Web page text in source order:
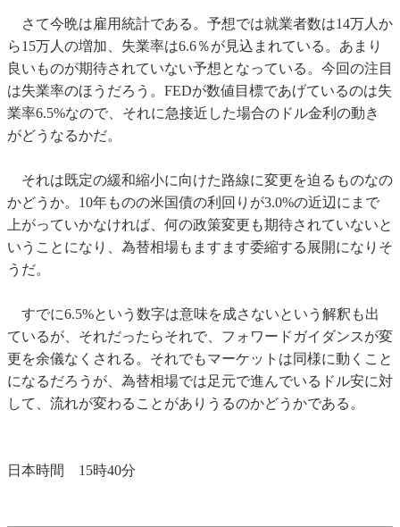
さて今晩は雇用統計である。予想では就業者数は14万人か
ら15万人の増加、失業率は6.6％が見込まれている。あまり
良いものが期待されていない予想となっている。今回の注目
は失業率のほうだろう。FEDが数値目標であげているのは失
業率6.5%なので、それに急接近した場合のドル金利の動き
がどうなるかだ。
それは既定の緩和縮小に向けた路線に変更を迫るものなの
かどうか。10年ものの米国債の利回りが3.0%の近辺にまで
上がっていかなければ、何の政策変更も期待されていないと
いうことになり、為替相場もますます委縮する展開になりそ
うだ。
すでに6.5%という数字は意味を成さないという解釈も出
ているが、それだったらそれで、フォワードガイダンスが変
更を余儀なくされる。それでもマーケットは同様に動くこと
になるだろうが、為替相場では足元で進んでいるドル安に対
して、流れが変わることがありうるのかどうかである。
日本時間 15時40分